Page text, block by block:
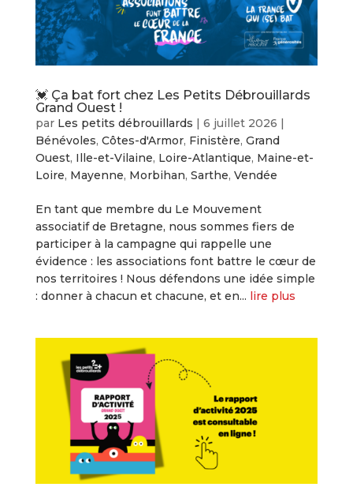
💓 Ça bat fort chez Les Petits Débrouillards
Grand Ouest !
par Les petits débrouillards | 6 juillet 2026 |
Bénévoles, Côtes-d'Armor, Finistère, Grand
Ouest, Ille-et-Vilaine, Loire-Atlantique, Maine-et-
Loire, Mayenne, Morbihan, Sarthe, Vendée
En tant que membre du Le Mouvement
associatif de Bretagne, nous sommes fiers de
participer à la campagne qui rappelle une
évidence : les associations font battre le cœur de
nos territoires ! Nous défendons une idée simple
: donner à chacun et chacune, et en... lire plus